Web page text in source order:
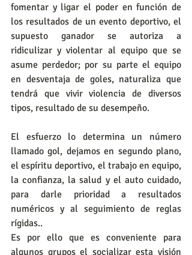
fomentar y ligar el poder en función de
los resultados de un evento deportivo, el
supuesto ganador se autoriza a
ridiculizar y violentar al equipo que se
asume perdedor; por su parte el equipo
en desventaja de goles, naturaliza que
tendrá que vivir violencia de diversos
tipos, resultado de su desempeño.
El esfuerzo lo determina un número
llamado gol, dejamos en segundo plano,
el espíritu deportivo, el trabajo en equipo,
la confianza, la salud y el auto cuidado,
para darle prioridad a resultados
numéricos y al seguimiento de reglas
rígidas..
Es por ello que es conveniente para
algunos grupos el socializar esta visión